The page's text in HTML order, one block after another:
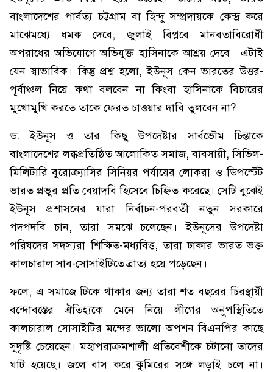
বাংলাদেশের পার্বত্য চট্টগ্রাম বা হিন্দু সম্প্রদায়কে কেন্দ্র করে
মাঝেমধ্যে ধমক দেবে, জুলাই বিপ্লবে মানবতাবিরোধী
অপরাধের অভিযোগে অভিযুক্ত হাসিনাকে আশ্রয় দেবে—এটাই
যেন স্বাভাবিক। কিন্তু প্রশ্ন হলো, ইউনূস কেন ভারতের উত্তর-
পূর্বাঞ্চল নিয়ে কথা বলবেন না কিংবা হাসিনাকে বিচারের
মুখোমুখি করতে তাকে ফেরত চাওয়ার দাবি তুলবেন না?
ড. ইউনূস ও তার কিছু উপদেষ্টার সার্বভৌম চিন্তাকে
বাংলাদেশের লব্ধপ্রতিষ্ঠিত আলোকিত সমাজ, ব্যবসায়ী, সিভিল-
মিলিটারি বুরোক্র্যাসির সিনিয়র পর্যায়ের লোকরা ও ডিপস্টেট
ভারত প্রভুর প্রতি বেয়াদবি হিসেবে চিহ্নিত করেছে। সেটি বুঝেই
ইউনূস প্রশাসনের যারা নির্বাচন-পরবর্তী নতুন সরকারে
পদপদবি চান, তারা সমঝে চলেছেন। ইউনূসের উপদেষ্টা
পরিষদের সদস্যরা শিক্ষিত-মধ্যবিত্ত, তারা ঢাকার ভারত ভক্ত
কালচারাল সাব-সোসাইটিতে ব্রাত্য হয়ে পড়েছেন।
ফলে, এ সমাজে টিকে থাকার জন্য তারা শত বছরের চিরস্থায়ী
বন্দোবস্তের ঐতিহ্যকে মেনে নিয়ে লীগের অনুপস্থিতিতে
কালচারাল সোসাইটির মন্দের ভালো অপশন বিএনপির কাছে
সুদৃষ্টি চেয়েছেন। মহাপরাক্রমশালী প্রতিবেশীকে চটানো তাদের
ঘাট হয়েছে। জলে বাস করে কুমিরের সঙ্গে লড়াই চলে না।